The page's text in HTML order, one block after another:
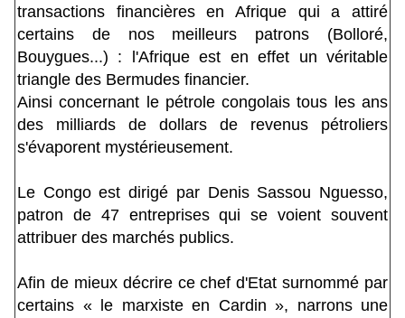
transactions financières en Afrique qui a attiré
certains de nos meilleurs patrons (Bolloré,
Bouygues...) : l'Afrique est en effet un véritable
triangle des Bermudes financier.
Ainsi concernant le pétrole congolais tous les ans
des milliards de dollars de revenus pétroliers
s'évaporent mystérieusement.
Le Congo est dirigé par Denis Sassou Nguesso,
patron de 47 entreprises qui se voient souvent
attribuer des marchés publics.
Afin de mieux décrire ce chef d'Etat surnommé par
certains « le marxiste en Cardin », narrons une